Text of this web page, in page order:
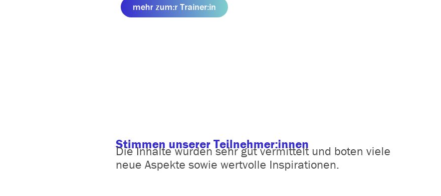
mehr zum:r Trainer:in
Stimmen unserer Teilnehmer:innen
Die Inhalte wurden sehr gut vermittelt und boten viele
neue Aspekte sowie wertvolle Inspirationen.